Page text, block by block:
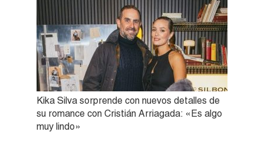
Kika Silva sorprende con nuevos detalles de
su romance con Cristián Arriagada: «Es algo
muy lindo»